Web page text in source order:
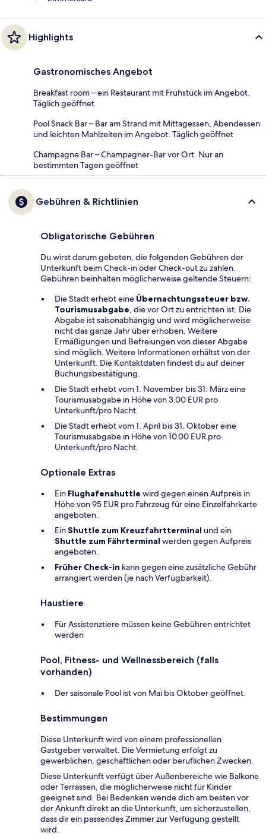
Highlights
Gastronomisches Angebot
Breakfast room – ein Restaurant mit Frühstück im Angebot.
Täglich geöffnet
Pool Snack Bar – Bar am Strand mit Mittagessen, Abendessen
und leichten Mahlzeiten im Angebot. Täglich geöffnet
Champagne Bar – Champagner-Bar vor Ort. Nur an
bestimmten Tagen geöffnet
Gebühren & Richtlinien
Obligatorische Gebühren
Du wirst darum gebeten, die folgenden Gebühren der
Unterkunft beim Check-in oder Check-out zu zahlen.
Gebühren beinhalten möglicherweise geltende Steuern:
Die Stadt erhebt eine Übernachtungssteuer bzw.
Tourismusabgabe, die vor Ort zu entrichten ist. Die
Abgabe ist saisonabhängig und wird möglicherweise
nicht das ganze Jahr über erhoben. Weitere
Ermäßigungen und Befreiungen von dieser Abgabe
sind möglich. Weitere Informationen erhältst von der
Unterkunft. Die Kontaktdaten findest du auf deiner
Buchungsbestätigung.
Die Stadt erhebt vom 1. November bis 31. März eine
Tourismusabgabe in Höhe von 3.00 EUR pro
Unterkunft/pro Nacht.
Die Stadt erhebt vom 1. April bis 31. Oktober eine
Tourismusabgabe in Höhe von 10.00 EUR pro
Unterkunft/pro Nacht.
Optionale Extras
Ein Flughafenshuttle wird gegen einen Aufpreis in
Höhe von 95 EUR pro Fahrzeug für eine Einzelfahrkarte
angeboten.
EinShuttle zum Kreuzfahrtterminal und ein
Shuttle zum Fährterminal werden gegen Aufpreis
angeboten.
Früher Check-in kann gegen eine zusätzliche Gebühr
arrangiert werden (je nach Verfügbarkeit).
Haustiere
Für Assistenztiere müssen keine Gebühren entrichtet
werden
Pool, Fitness- und Wellnessbereich (falls
vorhanden)
Der saisonale Pool ist von Mai bis Oktober geöffnet.
Bestimmungen
Diese Unterkunft wird von einem professionellen
Gastgeber verwaltet. Die Vermietung erfolgt zu
gewerblichen, geschäftlichen oder beruflichen Zwecken.
Diese Unterkunft verfügt über Außenbereiche wie Balkone
oder Terrassen, die möglicherweise nicht für Kinder
geeignet sind. Bei Bedenken wende dich am besten vor
der Ankunft direkt an die Unterkunft, um sicherzustellen,
dass dir ein passendes Zimmer zur Verfügung gestellt
wird.